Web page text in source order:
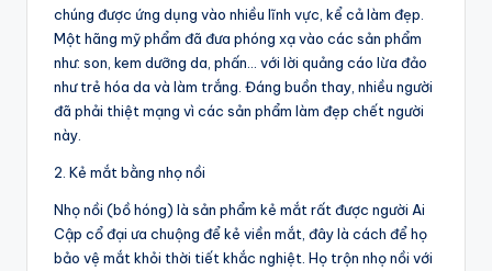
chúng được ứng dụng vào nhiều lĩnh vực, kể cả làm đẹp.
Một hãng mỹ phẩm đã đưa phóng xạ vào các sản phẩm
như: son, kem dưỡng da, phấn… với lời quảng cáo lừa đảo
như trẻ hóa da và làm trắng. Đáng buồn thay, nhiều người
đã phải thiệt mạng vì các sản phẩm làm đẹp chết người
này.
2. Kẻ mắt bằng nhọ nồi
Nhọ nồi (bồ hóng) là sản phẩm kẻ mắt rất được người Ai
Cập cổ đại ưa chuộng để kẻ viền mắt, đây là cách để họ
bảo vệ mắt khỏi thời tiết khắc nghiệt. Họ trộn nhọ nồi với